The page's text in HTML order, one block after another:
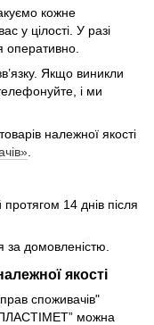
кожне
у цілості. У разі
Якщо виникли
і ми
належної якості
.
14 днів після
за домовленістю.
якості
споживачів"
можна